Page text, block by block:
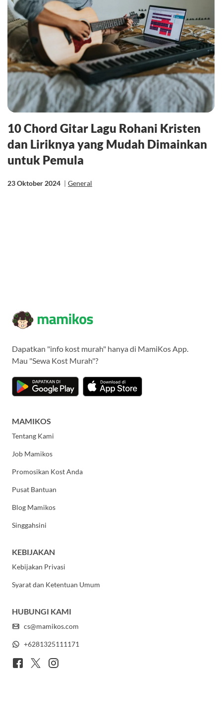
10 Chord Gitar Lagu Rohani Kristen
dan Liriknya yang Mudah Dimainkan
untuk Pemula
23 Oktober 2024 | General
Dapatkan "info kost murah" hanya di MamiKos App.
Mau "Sewa Kost Murah"?
MAMIKOS
Tentang Kami
Job Mamikos
Promosikan Kost Anda
Pusat Bantuan
Blog Mamikos
Singgahsini
KEBIJAKAN
Kebijakan Privasi
Syarat dan Ketentuan Umum
HUBUNGI KAMI
cs@mamikos.com
+6281325111171